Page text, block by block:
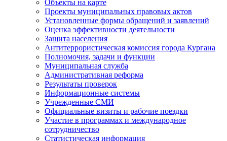
Объекты на карте
Проекты муниципальных правовых актов
Установленные формы обращений и заявлений
Оценка эффективности деятельности
Защита населения
Антитеррористическая комиссия города Кургана
Полномочия, задачи и функции
Муниципальная служба
Административная реформа
Результаты проверок
Информационные системы
Учрежденные СМИ
Официальные визиты и рабочие поездки
Участие в программах и международное
сотрудничество
Статистическая информация